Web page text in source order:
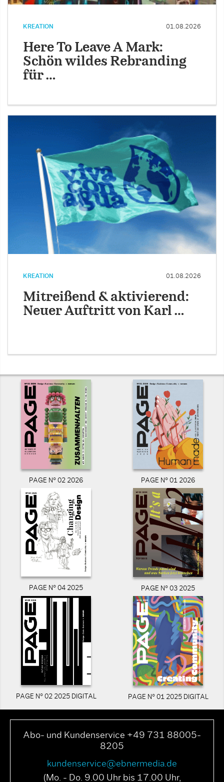
KREATION 01.08.2026
Here To Leave A Mark:
Schön wildes Rebranding
für …
KREATION 01.08.2026
Mitreißend & aktivierend:
Neuer Auftritt von Karl …
PAGE N° 02 2026 PAGE N° 01 2026
PAGE N° 04 2025 PAGE N° 03 2025
PAGE N° 02 2025 DIGITAL PAGE N° 01 2025 DIGITAL
Abo- und Kundenservice +49 731 88005-
8205
kundenservice@ebnermedia.de
(Mo. - Do. 9.00 Uhr bis 17.00 Uhr,